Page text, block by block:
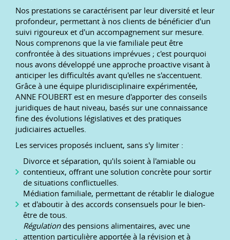
Nos prestations se caractérisent par leur diversité et leur
profondeur, permettant à nos clients de bénéficier d'un
suivi rigoureux et d'un accompagnement sur mesure.
Nous comprenons que la vie familiale peut être
confrontée à des situations imprévues ; c'est pourquoi
nous avons développé une approche proactive visant à
anticiper les difficultés avant qu'elles ne s'accentuent.
Grâce à une équipe pluridisciplinaire expérimentée,
ANNE FOUBERT est en mesure d'apporter des conseils
juridiques de haut niveau, basés sur une connaissance
fine des évolutions législatives et des pratiques
judiciaires actuelles.
Les services proposés incluent, sans s'y limiter :
Divorce et séparation, qu'ils soient à l'amiable ou
contentieux, offrant une solution concrète pour sortir
de situations conflictuelles.
Médiation familiale, permettant de rétablir le dialogue
et d'aboutir à des accords consensuels pour le bien-
être de tous.
Régulationdes pensions alimentaires, avec une
attention particulière apportée à la révision et à